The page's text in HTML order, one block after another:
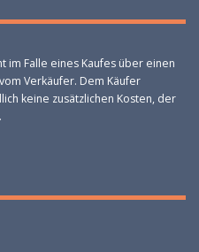
Falle eines Kaufes über einen
Verkäufer. Dem Käufer
keine zusätzlichen Kosten, der